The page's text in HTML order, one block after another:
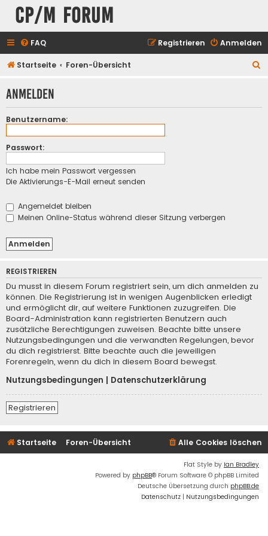
CP/M Forum
FAQ Anmelden
Registrieren
Startseite Foren-Übersicht
h
Anmelden
Benutzername:
Passwort:
Ich habe mein Passwort vergessen
Die Aktivierungs-E-Mail erneut senden
Angemeldet bleiben
Meinen Online-Status während dieser Sitzung verbergen
REGISTRIEREN
Du musst in diesem Forum registriert sein, um dich anmelden zu
können. Die Registrierung ist in wenigen Augenblicken erledigt
und ermöglicht dir, auf weitere Funktionen zuzugreifen. Die
Board-Administration kann registrierten Benutzern auch
zusätzliche Berechtigungen zuweisen. Beachte bitte unsere
Nutzungsbedingungen und die verwandten Regelungen, bevor
du dich registrierst. Bitte beachte auch die jeweiligen
Forenregeln, wenn du dich in diesem Board bewegst.
Nutzungsbedingungen
Datenschutzerklärung
Registrieren
Startseite Foren-Übersicht Alle Cookies löschen
Flat Style by Ian Bradley
Powered by phpBB® Forum Software © phpBB Limited
Deutsche Übersetzung durch phpBB.de
Datenschutz | Nutzungsbedingungen